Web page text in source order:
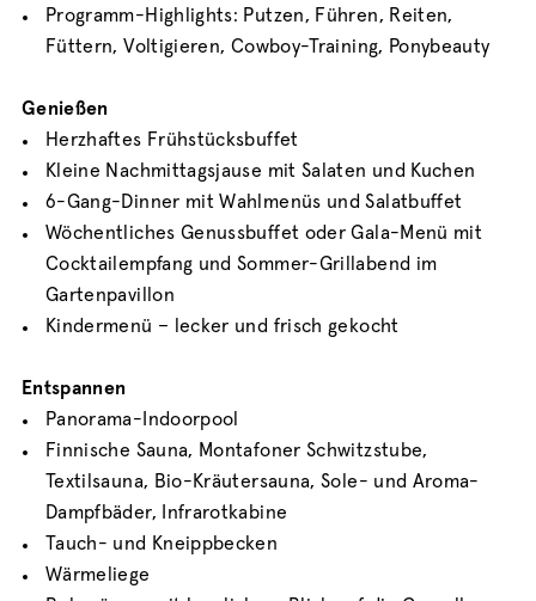
Programm-Highlights: Putzen, Führen, Reiten,
Füttern, Voltigieren, Cowboy-Training, Ponybeauty
Genießen
Herzhaftes Frühstücksbuffet
Kleine Nachmittagsjause mit Salaten und Kuchen
6-Gang-Dinner mit Wahlmenüs und Salatbuffet
Wöchentliches Genussbuffet oder Gala-Menü mit
Cocktailempfang und Sommer-Grillabend im
Gartenpavillon
Kindermenü – lecker und frisch gekocht
Entspannen
Panorama-Indoorpool
Finnische Sauna, Montafoner Schwitzstube,
Textilsauna, Bio-Kräutersauna, Sole- und Aroma-
Dampfbäder, Infrarotkabine
Tauch- und Kneippbecken
Wärmeliege